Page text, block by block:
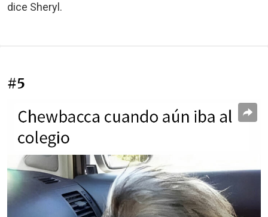
dice Sheryl.
#5